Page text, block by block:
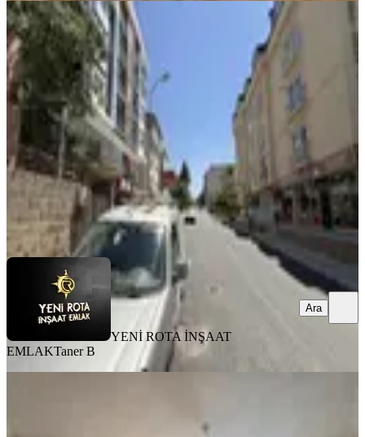
MANZARALI
Yeni Rota'dan Egemenlik
Mahallesinde Kiralık 3+1 Müstakil Ev
Dulkadiroğlu, Egemenlik Mahallesi
3+1· 155 m² 31.07.2026
18.000 ₺
YENİ ROTA İNŞAAT EMLAKTaner B
Ara
YENİ ROTA İNŞAAT
EMLAKTaner B
Ara